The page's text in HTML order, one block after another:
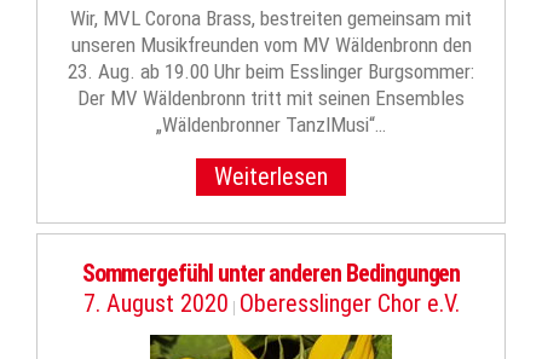
Wir, MVL Corona Brass, bestreiten gemeinsam mit
unseren Musikfreunden vom MV Wäldenbronn den
23. Aug. ab 19.00 Uhr beim Esslinger Burgsommer:
Der MV Wäldenbronn tritt mit seinen Ensembles
„Wäldenbronner TanzlMusi“…
Weiterlesen
Sommergefühl unter anderen Bedingungen
7. August 2020 | Oberesslinger Chor e.V.